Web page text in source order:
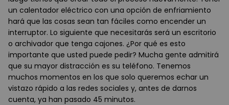
un calentador eléctrico con una opción de enfriamiento
hará que las cosas sean tan fáciles como encender un
interruptor. Lo siguiente que necesitarás será un escritorio
o archivador que tenga cajones. ¿Por qué es esto
importante que usted puede pedir? Mucha gente admitirá
que su mayor distracción es su teléfono. Tenemos
muchos momentos en los que solo queremos echar un
vistazo rápido a las redes sociales y, antes de darnos
cuenta, ya han pasado 45 minutos.